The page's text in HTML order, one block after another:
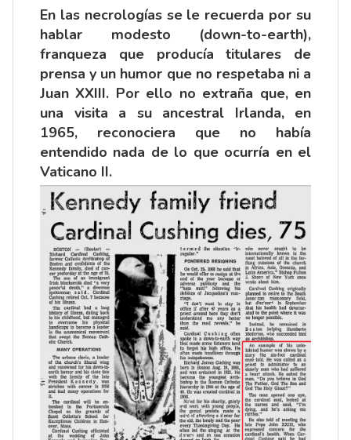
En las necrologías se le recuerda por su
hablar modesto (down-to-earth),
franqueza que producía titulares de
prensa y un humor que no respetaba ni a
Juan XXIII. Por ello no extraña que, en
una visita a su ancestral Irlanda, en
1965, reconociera que no había
entendido nada de lo que ocurría en el
Vaticano II.